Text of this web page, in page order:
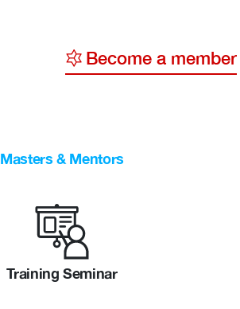
Become a member
Masters & Mentors
Training Seminar